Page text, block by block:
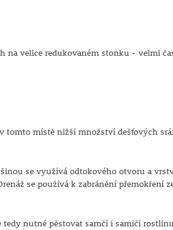
na velice redukovaném stonku - velmi
tomto místě nižší množství dešťových
se využívá odtokového otvoru a
se používá k zabránění
nutné pěstovat samčí i samičí